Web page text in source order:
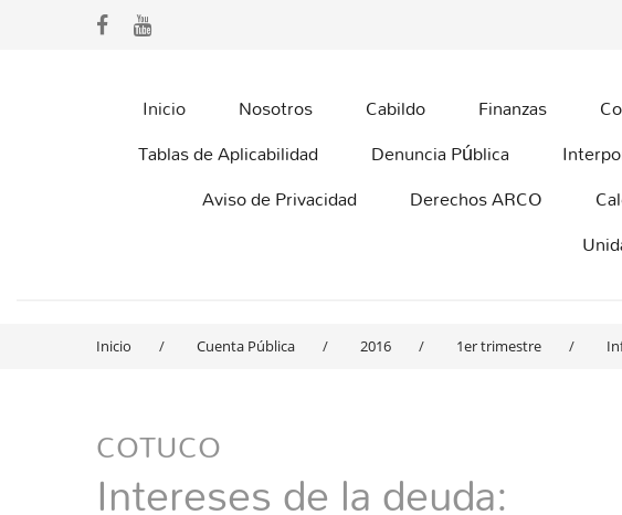
Inicio Nosotros Cabildo Finanzas
Tablas de Aplicabilidad
Denuncia Pública
Aviso de Privacidad
Derechos ARCO
Inicio Cuenta Pública 2016 1er trimestre
COTUCO
Intereses de la deuda: